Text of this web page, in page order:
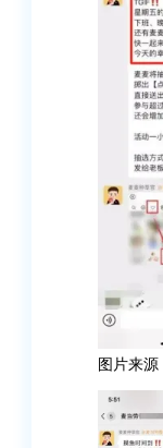
图片来